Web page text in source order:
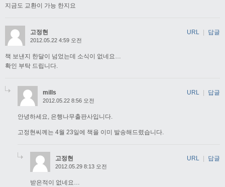
지금도 교환이 가능 한지요
고정현
2012.05.22 4:59 오전
책 보낸지 한달이 넘었는데 소식이 없네요…
확인 부탁 드립니다.
URL | 답글
mills
2012.05.22 8:56 오전
안녕하세요, 은행나무출판사입니다.
고정현씨께는 4월 23일에 책을 이미 발송해드렸습니다.
URL | 답글
고정현
2012.05.29 8:13 오전
받은적이 없네요…
URL 답글